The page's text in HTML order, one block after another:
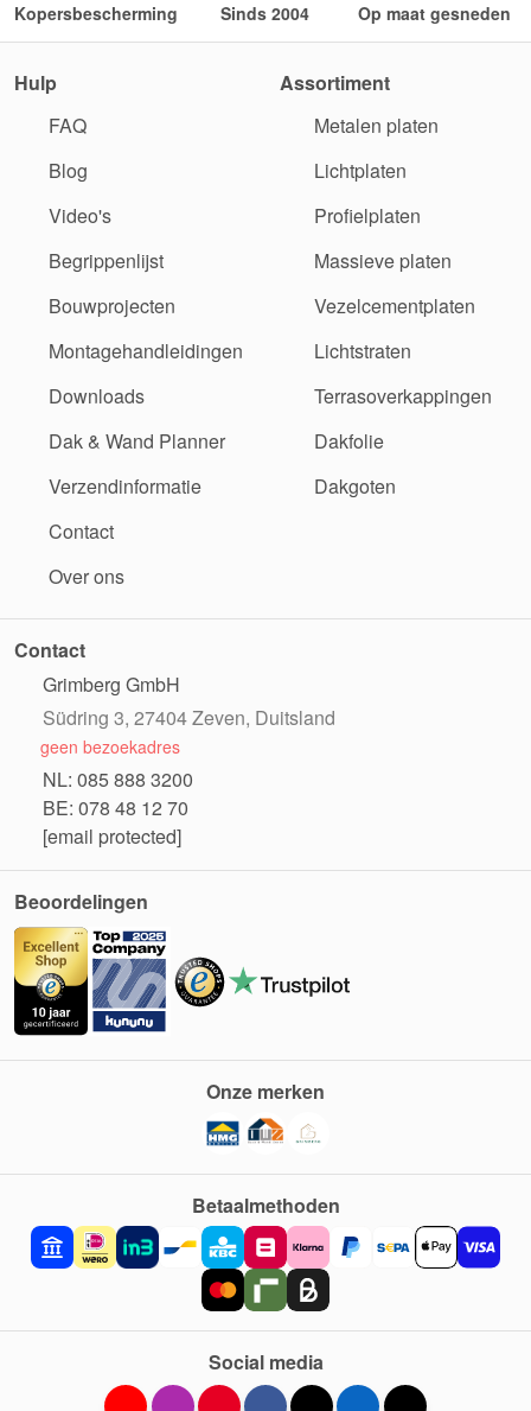
Kopersbescherming Sinds 2004 Op maat gesneden
Hulp
FAQ
Blog
Video's
Begrippenlijst
Bouwprojecten
Montagehandleidingen
Downloads
Dak & Wand Planner
Verzendinformatie
Contact
Over ons
Assortiment
Metalen platen
Lichtplaten
Profielplaten
Massieve platen
Vezelcementplaten
Lichtstraten
Terrasoverkappingen
Dakfolie
Dakgoten
Contact
Grimberg GmbH
Südring 3, 27404 Zeven, Duitsland
geen bezoekadres
NL: 085 888 3200
BE: 078 48 12 70
[email protected]
Beoordelingen
Betaalmethoden
Onze merken
Social media